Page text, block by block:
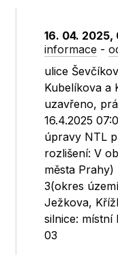
16. 04.
informace -
ulice
Kubelíkova a
uzavřeno,
16.4.2025
úpravy NTL
rozlišení: V
města
3(okres
Ježkova,
silnice: místní
03